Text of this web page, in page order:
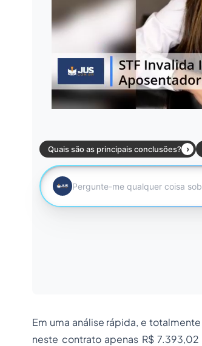
Em uma análise rápida, e
neste contrato apenas R$